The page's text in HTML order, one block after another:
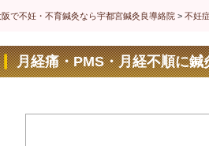
阪で不妊・不育鍼灸なら宇都宮鍼灸良導絡院 > 不妊
月経痛・PMS・月経不順に鍼